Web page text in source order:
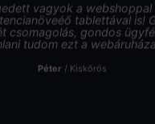
vagyok a webshoppal
tablettával is!
csomagolás, gondos
tudom ezt a
Péter / Kiskőrös